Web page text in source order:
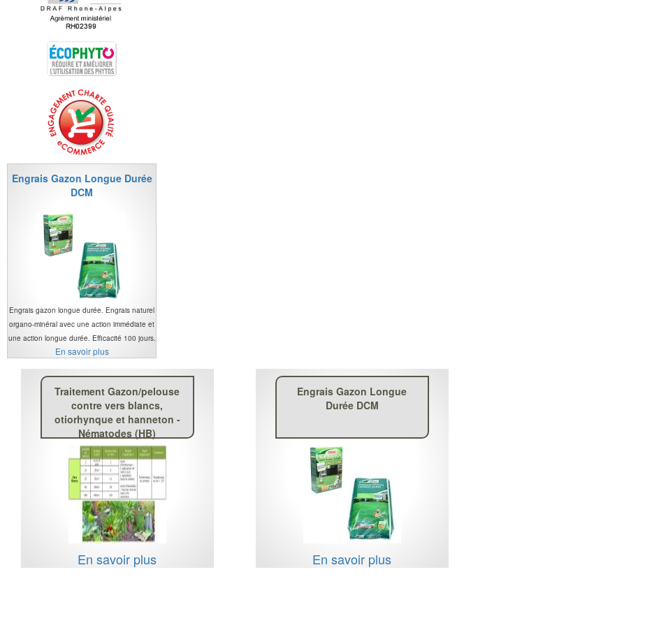
Engrais Gazon Longue Durée
DCM
Engrais gazon longue durée. Engrais naturel
organo-minéral avec une action immédiate et
une action longue durée. Efficacité 100 jours.
En savoir plus
Traitement Gazon/pelouse
contre vers blancs,
otiorhynque et hanneton -
Nématodes (HB)
En savoir plus
Engrais Gazon Longue
Durée DCM
En savoir plus